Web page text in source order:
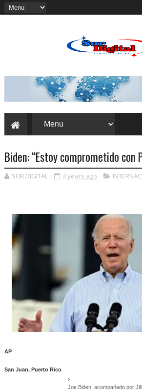
Biden: “Estoy comprometido con
SUR DIGITAL 4 years ago
AP
San Juan, Puerto Rico
Joe Biden, acompañado por